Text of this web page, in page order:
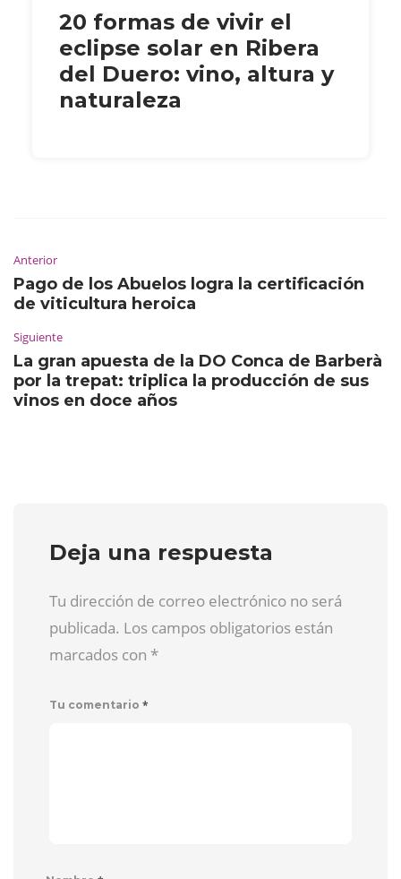
20 formas de vivir el
eclipse solar en Ribera
del Duero: vino, altura y
naturaleza
Anterior
Pago de los Abuelos logra la certificación
de viticultura heroica
Siguiente
La gran apuesta de la DO Conca de Barberà
por la trepat: triplica la producción de sus
vinos en doce años
Deja una respuesta
Tu dirección de correo electrónico no será
publicada. Los campos obligatorios están
marcados con *
Tu comentario *